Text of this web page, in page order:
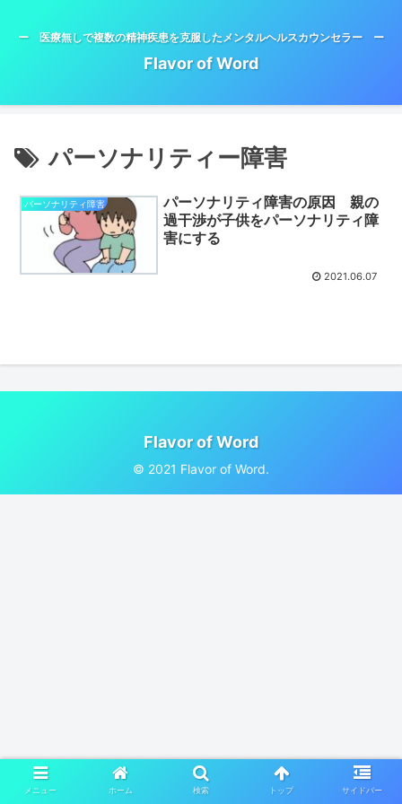
ー 医療無しで複数の精神疾患を克服したメンタルヘルスカウンセラー ー
Flavor of Word
パーソナリティー障害
パーソナリティ障害
パーソナリティ障害の原因 親の
過干渉が子供をパーソナリティ障
害にする
2021.06.07
Flavor of Word
© 2021 Flavor of Word.
メニュー ホーム 検索 トップ サイドバー